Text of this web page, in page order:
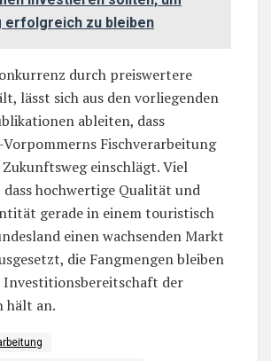
erfolgreich zu bleiben
durch preiswertere
lässt sich aus den vorliegenden
ableiten, dass
Fischverarbeitung
einschlägt. Viel
hochwertige Qualität und
gerade in einem touristisch
einen wachsenden Markt
die Fangmengen bleiben
Investitionsbereitschaft der
hält an.